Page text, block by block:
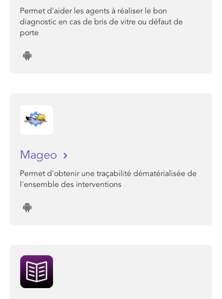
Permet d'aider les agents à réaliser le bon
diagnostic en cas de bris de vitre ou défaut de
porte
Mageo
Permet d'obtenir une traçabilité dématérialisée de
l'ensemble des interventions